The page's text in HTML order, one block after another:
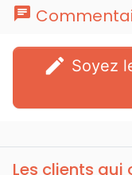
chat
edit
Les clients